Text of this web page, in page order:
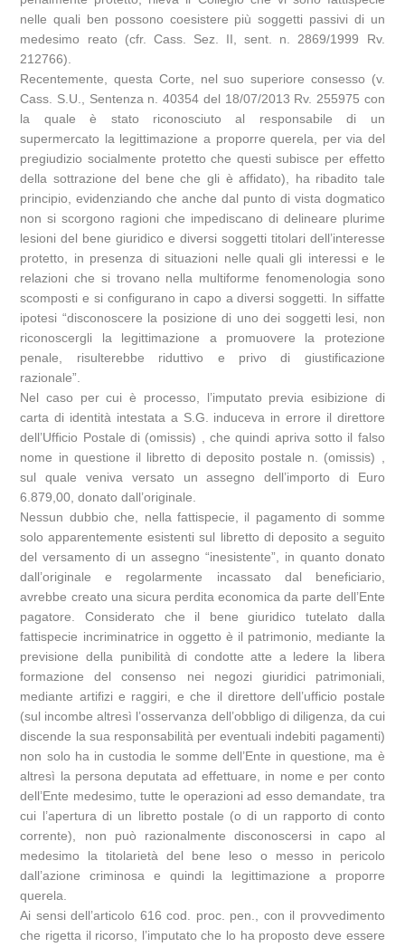
nelle quali ben possono coesistere più soggetti passivi di un
medesimo reato (cfr. Cass. Sez. II, sent. n. 2869/1999 Rv.
212766).
Recentemente, questa Corte, nel suo superiore consesso (v.
Cass. S.U., Sentenza n. 40354 del 18/07/2013 Rv. 255975 con
la quale è stato riconosciuto al responsabile di un
supermercato la legittimazione a proporre querela, per via del
pregiudizio socialmente protetto che questi subisce per effetto
della sottrazione del bene che gli è affidato), ha ribadito tale
principio, evidenziando che anche dal punto di vista dogmatico
non si scorgono ragioni che impediscano di delineare plurime
lesioni del bene giuridico e diversi soggetti titolari dell’interesse
protetto, in presenza di situazioni nelle quali gli interessi e le
relazioni che si trovano nella multiforme fenomenologia sono
scomposti e si configurano in capo a diversi soggetti. In siffatte
ipotesi “disconoscere la posizione di uno dei soggetti lesi, non
riconoscergli la legittimazione a promuovere la protezione
penale, risulterebbe riduttivo e privo di giustificazione
razionale”.
Nel caso per cui è processo, l’imputato previa esibizione di
carta di identità intestata a S.G. induceva in errore il direttore
dell’Ufficio Postale di (omissis) , che quindi apriva sotto il falso
nome in questione il libretto di deposito postale n. (omissis) ,
sul quale veniva versato un assegno dell’importo di Euro
6.879,00, donato dall’originale.
Nessun dubbio che, nella fattispecie, il pagamento di somme
solo apparentemente esistenti sul libretto di deposito a seguito
del versamento di un assegno “inesistente”, in quanto donato
dall’originale e regolarmente incassato dal beneficiario,
avrebbe creato una sicura perdita economica da parte dell’Ente
pagatore. Considerato che il bene giuridico tutelato dalla
fattispecie incriminatrice in oggetto è il patrimonio, mediante la
previsione della punibilità di condotte atte a ledere la libera
formazione del consenso nei negozi giuridici patrimoniali,
mediante artifizi e raggiri, e che il direttore dell’ufficio postale
(sul incombe altresì l’osservanza dell’obbligo di diligenza, da cui
discende la sua responsabilità per eventuali indebiti pagamenti)
non solo ha in custodia le somme dell’Ente in questione, ma è
altresì la persona deputata ad effettuare, in nome e per conto
dell’Ente medesimo, tutte le operazioni ad esso demandate, tra
cui l’apertura di un libretto postale (o di un rapporto di conto
corrente), non può razionalmente disconoscersi in capo al
medesimo la titolarietà del bene leso o messo in pericolo
dall’azione criminosa e quindi la legittimazione a proporre
querela.
Ai sensi dell’articolo 616 cod. proc. pen., con il provvedimento
che rigetta il ricorso, l’imputato che lo ha proposto deve essere